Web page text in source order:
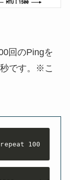
回のPingを
です。※こ
100